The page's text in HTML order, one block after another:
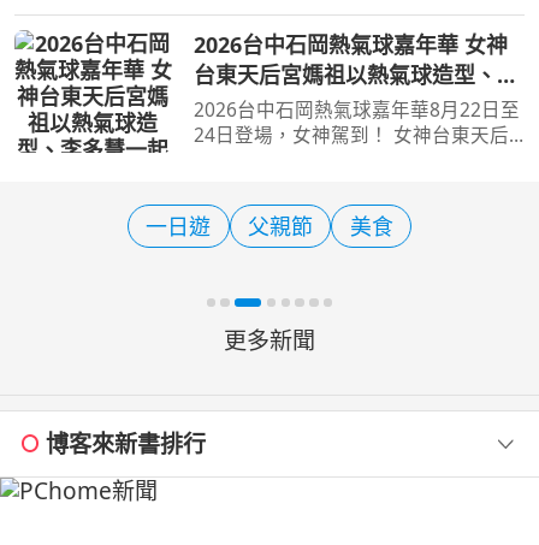
【旅遊經 洪書瑱報導】 對於70年級後
段生而言，幾乎會理所當然地認為「台
北動物園本來就在木柵」，
2026台中石岡熱氣球嘉年華 女神
台東天后宮媽祖以熱氣球造型、李
多慧一起加持助陣
2026台中石岡熱氣球嘉年華8月22日至
24日登場，女神駕到！ 女神台東天后
球活動的民眾，若錯過8月20日前東台
灣所舉行的台灣國際熱氣
一日遊 父親節 美食
更多新聞
博客來新書排行